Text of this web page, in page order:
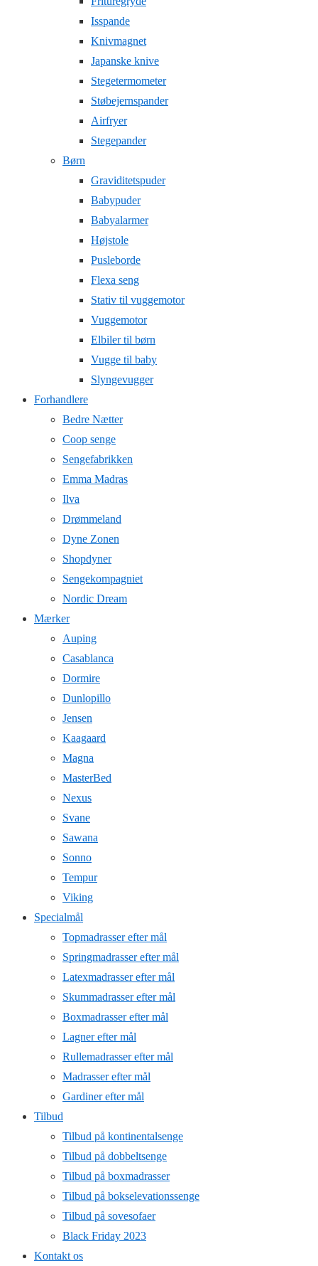
Isspande
Knivmagnet
Japanske knive
Stegetermometer
Støbejernspander
Airfryer
Stegepander
Børn
Graviditetspuder
Babypuder
Babyalarmer
Højstole
Pusleborde
Flexa seng
Stativ til vuggemotor
Vuggemotor
Elbiler til børn
Vugge til baby
Slyngevugger
Forhandlere
Bedre Nætter
Coop senge
Sengefabrikken
Emma Madras
Ilva
Drømmeland
Dyne Zonen
Shopdyner
Sengekompagniet
Nordic Dream
Mærker
Auping
Casablanca
Dormire
Dunlopillo
Jensen
Kaagaard
Magna
MasterBed
Nexus
Svane
Sawana
Sonno
Tempur
Viking
Specialmål
Topmadrasser efter mål
Springmadrasser efter mål
Latexmadrasser efter mål
Skummadrasser efter mål
Boxmadrasser efter mål
Lagner efter mål
Rullemadrasser efter mål
Madrasser efter mål
Gardiner efter mål
Tilbud
Tilbud på kontinentalsenge
Tilbud på dobbeltsenge
Tilbud på boxmadrasser
Tilbud på bokselevationssenge
Tilbud på sovesofaer
Black Friday 2023
Kontakt os